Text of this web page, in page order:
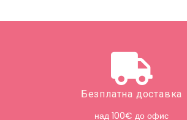
Безплатна доставка
над 100€ до офис